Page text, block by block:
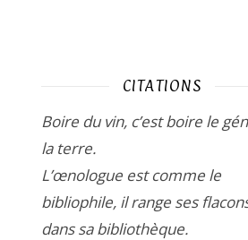
CITATIONS
Boire du vin, c’est boire le
la terre.
L’œnologue est comme le
bibliophile, il range ses
dans sa bibliothèque.